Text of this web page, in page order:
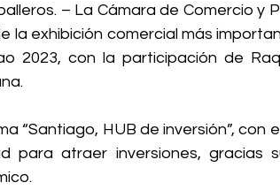
– La Cámara de Comercio y
la exhibición comercial más
2023, con la participación de
“Santiago, HUB de inversión”,
para atraer inversiones, gracias